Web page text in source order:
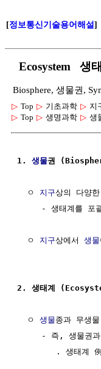
[정보통신기술용어해설]
Ecosystem 생
Biosphere, 생물권,
▷ Top ▷ 기초과학 ▷ 지
▷ Top ▷ 생명과학 ▷ 생
1. 생물권
  ㅇ
지구상의 다양
- 생태계를 포
  ㅇ
지구상에서 생물
2. 생태계
  ㅇ
생물종과 무생
- 즉, 생물권과
. 생태계